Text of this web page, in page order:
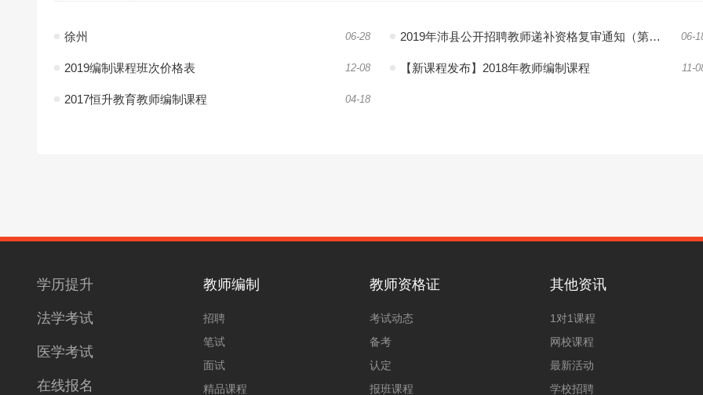
徐州 06-28 2019年沛县公开招聘教师递补资格复审通知（第三批 06-
2019编制课程班次价格表 12-08 【新课程发布】2018年教师编制课程 11-
2017恒升教育教师编制课程 04-18
学历提升
法学考试
医学考试
在线报名
教师编制
招聘
笔试
面试
精品课程
教师资格证
考试动态
备考
认定
报班课程
其他资讯
1对1课程
网校课程
最新活动
学校招聘